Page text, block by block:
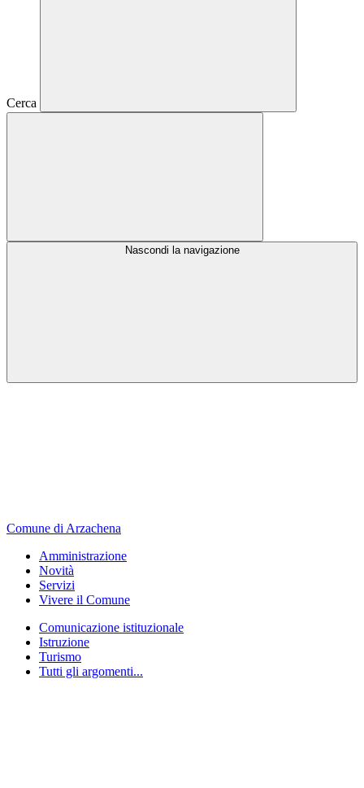
Cerca
Nascondi la navigazione
Comune di Arzachena
Amministrazione
Novità
Servizi
Vivere il Comune
Comunicazione istituzionale
Istruzione
Turismo
Tutti gli argomenti...